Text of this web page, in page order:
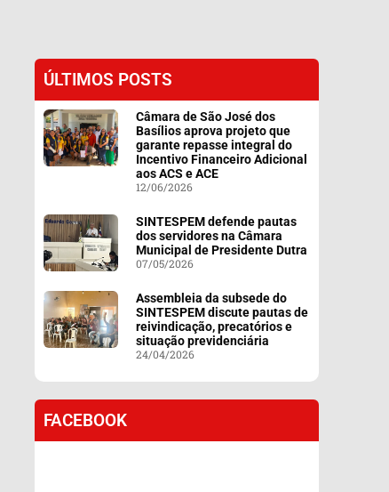
ÚLTIMOS POSTS
Câmara de São José dos
Basílios aprova projeto que
garante repasse integral do
Incentivo Financeiro Adicional
aos ACS e ACE
12/06/2026
SINTESPEM defende pautas
dos servidores na Câmara
Municipal de Presidente Dutra
07/05/2026
Assembleia da subsede do
SINTESPEM discute pautas de
reivindicação, precatórios e
situação previdenciária
24/04/2026
FACEBOOK